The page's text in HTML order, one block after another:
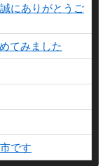
にありがとうご
てみました
です